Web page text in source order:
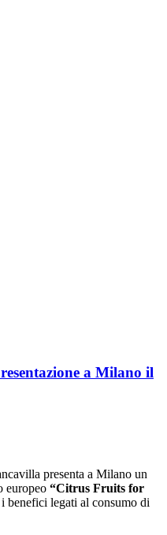
a Milano il
presenta a Milano un
europeo “Citrus Fruits for
benefici legati al consumo di